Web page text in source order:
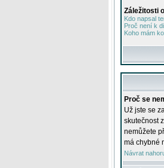
Záležitosti
Kdo napsal
Proč není k
Koho mám
Proč se
Už jste se
skutečnost
nemůžete
má chybné
Návrat